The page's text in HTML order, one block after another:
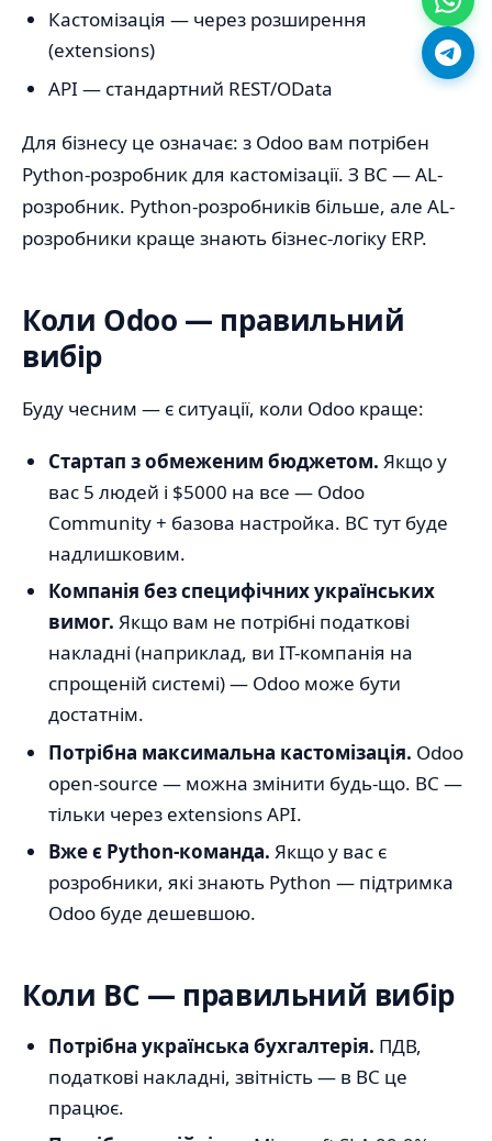
Кастомізація — через розширення
(extensions)
API — стандартний REST/OData
Для бізнесу це означає: з Odoo вам потрібен
Python-розробник для кастомізації. З BC — AL-
розробник. Python-розробників більше, але AL-
розробники краще знають бізнес-логіку ERP.
Коли Odoo — правильний
вибір
Буду чесним — є ситуації, коли Odoo краще:
Стартап з обмеженим бюджетом. Якщо у
вас 5 людей і $5000 на все — Odoo
Community + базова настройка. BC тут буде
надлишковим.
Компанія без специфічних українських
вимог. Якщо вам не потрібні податкові
накладні (наприклад, ви IT-компанія на
спрощеній системі) — Odoo може бути
достатнім.
Потрібна максимальна кастомізація. Odoo
open-source — можна змінити будь-що. BC —
тільки через extensions API.
Вже є Python-команда. Якщо у вас є
розробники, які знають Python — підтримка
Odoo буде дешевшою.
Коли BC — правильний вибір
Потрібна українська бухгалтерія. ПДВ,
податкові накладні, звітність — в BC це
працює.